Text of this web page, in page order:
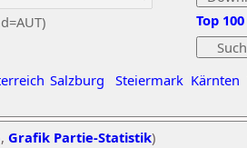
Salzburg Steiermark Kärnten
Top 100
, Grafik Partie-Statistik)